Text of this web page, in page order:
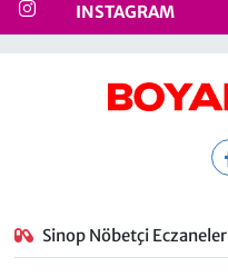
INSTAGRAM
Sinop Nöbetçi Eczaneler